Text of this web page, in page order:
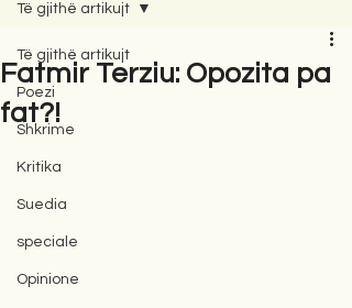
Të gjithë artikujt
Poezi
Shkrime
Kritika
Suedia
speciale
Opinione
Të gjithë artikujt
Fatmir Terziu: Opozita pa
fat?!